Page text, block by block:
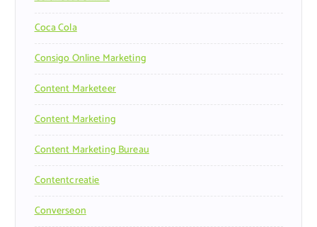
Coca Cola
Consigo Online Marketing
Content Marketeer
Content Marketing
Content Marketing Bureau
Contentcreatie
Converseon